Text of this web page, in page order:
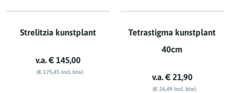
Strelitzia kunstplant
v.a. € 145,00
(€ 175,45 incl. btw)
Tetrastigma kunstplant
40cm
v.a. € 21,90
(€ 26,49 incl. btw)